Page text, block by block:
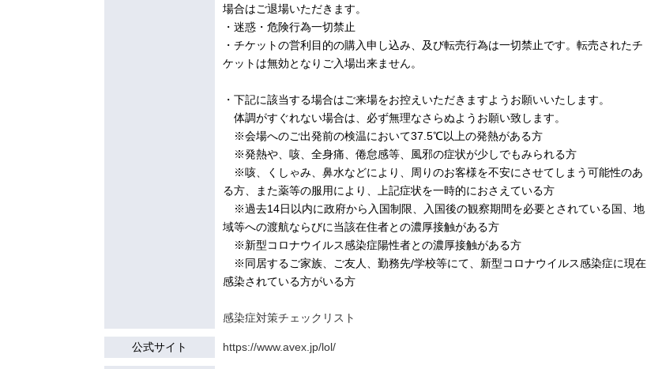
場合はご退場いただきます。
・迷惑・危険行為一切禁止
・チケットの営利目的の購入申し込み、及び転売行為は一切禁止です。転売されたチ
ケットは無効となりご入場出来ません。
・下記に該当する場合はご来場をお控えいただきますようお願いいたします。
体調がすぐれない場合は、必ず無理なさらぬようお願い致します。
※会場へのご出発前の検温において37.5℃以上の発熱がある方
※発熱や、咳、全身痛、倦怠感等、風邪の症状が少しでもみられる方
※咳、くしゃみ、鼻水などにより、周りのお客様を不安にさせてしまう可能性のあ
る方、また薬等の服用により、上記症状を一時的におさえている方
※過去14日以内に政府から入国制限、入国後の観察期間を必要とされている国、地
域等への渡航ならびに当該在住者との濃厚接触がある方
※新型コロナウイルス感染症陽性者との濃厚接触がある方
※同居するご家族、ご友人、勤務先/学校等にて、新型コロナウイルス感染症に現在
感染されている方がいる方
感染症対策チェックリスト
公式サイト https://www.avex.jp/lol/